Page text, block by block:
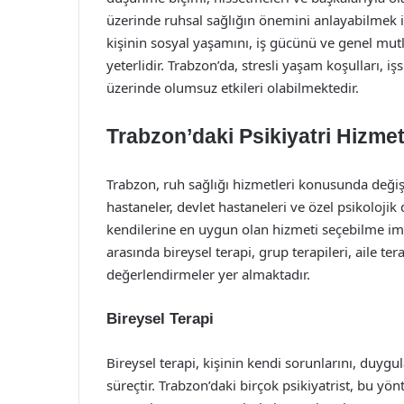
üzerinde ruhsal sağlığın önemini
kişinin sosyal yaşamını, iş gücünü ve genel
yeterlidir. Trabzon’da, stresli yaşam koşulları,
üzerinde olumsuz etkileri olabilmektedir.
Trabzon’daki Psikiyatri
Trabzon, ruh sağlığı hizmetleri konusunda
hastaneler, devlet hastaneleri ve özel
kendilerine en uygun olan hizmeti seçebilme
arasında bireysel terapi, grup terapileri, aile
değerlendirmeler yer almaktadır.
Bireysel Terapi
Bireysel terapi, kişinin kendi sorunlarını,
süreçtir. Trabzon’daki birçok psikiyatrist, bu